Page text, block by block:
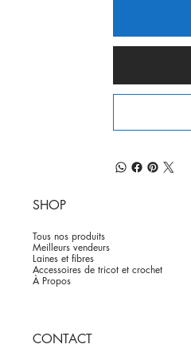
SHOP
Tous nos produits
Meilleurs vendeurs
Laines et fibres
Accessoires de tricot et crochet
À Propos
CONTACT